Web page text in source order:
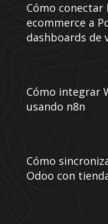
Cómo conectar
ecommerce a
dashboards de
Cómo integrar
usando n8n
Cómo
Odoo con